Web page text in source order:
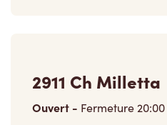
2911 Ch Milletta
Ouvert - Fermeture20:00